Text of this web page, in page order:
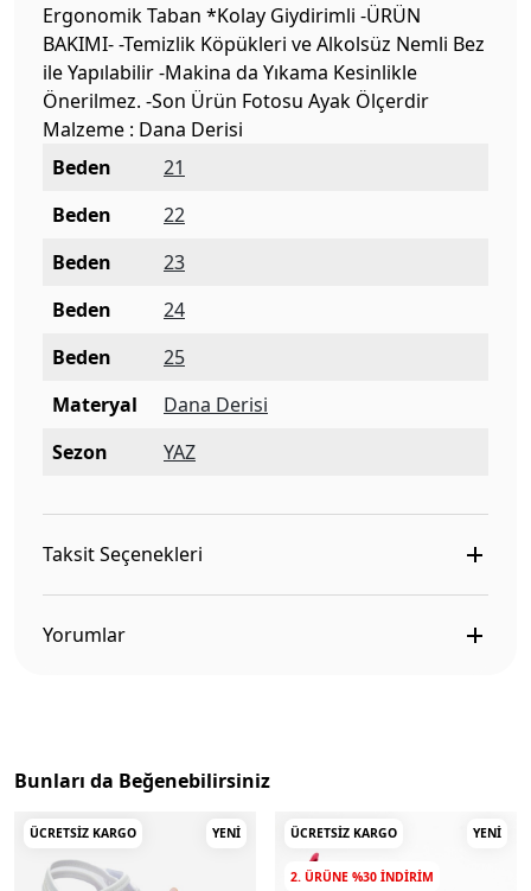
Ergonomik Taban *Kolay Giydirimli -ÜRÜN
BAKIMI- -Temizlik Köpükleri ve Alkolsüz Nemli Bez
ile Yapılabilir -Makina da Yıkama Kesinlikle
Önerilmez. -Son Ürün Fotosu Ayak Ölçerdir
Malzeme : Dana Derisi
Beden
21
Beden
22
Beden
23
Beden
24
Beden
25
Materyal
Dana Derisi
Sezon
YAZ
Taksit Seçenekleri
Yorumlar
Bunları da Beğenebilirsiniz
ÜCRETSIZ KARGO YENI ÜCRETSIZ KARGO YENI
2. ÜRÜNE %30 INDIRIM